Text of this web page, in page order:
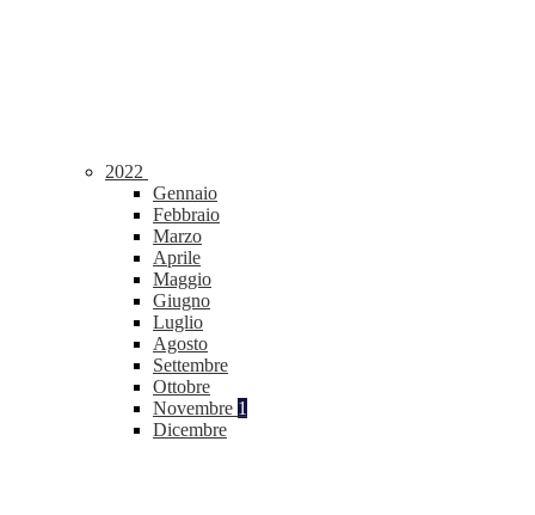
2022
Gennaio
Febbraio
Marzo
Aprile
Maggio
Giugno
Luglio
Agosto
Settembre
Ottobre
Novembre 1
Dicembre